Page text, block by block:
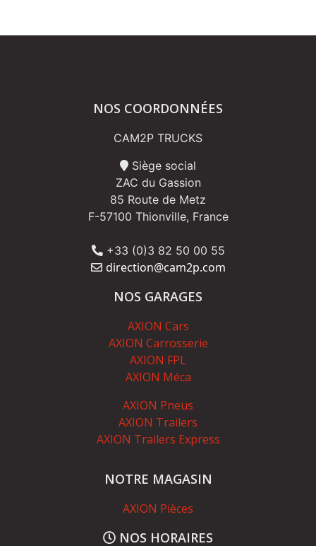
NOS COORDONNÉES
CAM2P TRUCKS
Siège social
ZAC du Gassion
85 Route de Metz
F-57100 Thionville, France
+33 (0)3 82 50 00 55
direction@cam2p.com
NOS GARAGES
AXION Cars
AXION Carrosserie
AXION FPL
AXION Méca
AXION Pneus
AXION Trailers
AXION Trailers Express
NOTRE MAGASIN
AXION Pièces
NOS HORAIRES